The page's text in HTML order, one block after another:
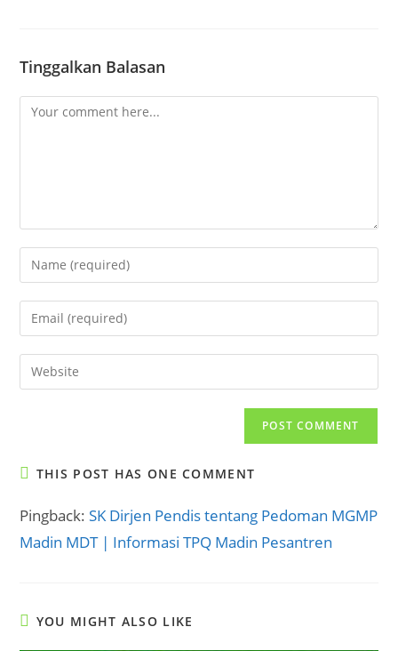
Tinggalkan Balasan
Comment
Enter
your
name
comment
Enter
your
email
address
Enter
your
THIS POST HAS ONE COMMENT
Pingback:SK Dirjen Pendis tentang Pedoman MGMP
Madin MDT | Informasi TPQ Madin Pesantren
YOU MIGHT ALSO LIKE